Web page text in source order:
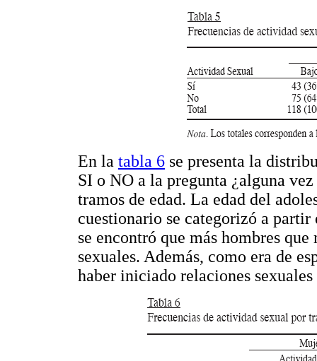
En la tabla 6 se presenta la
SI o NO a la pregunta ¿alguna
tramos de edad. La edad del
cuestionario se categorizó a
se encontró que más hombres
sexuales. Además, como era de
haber iniciado relaciones